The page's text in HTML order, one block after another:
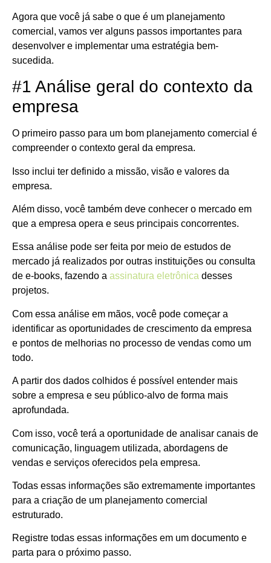
Agora que você já sabe o que é um planejamento
comercial, vamos ver alguns passos importantes para
desenvolver e implementar uma estratégia bem-
sucedida.
#1 Análise geral do contexto da
empresa
O primeiro passo para um bom planejamento comercial é
compreender o contexto geral da empresa.
Isso inclui ter definido a missão, visão e valores da
empresa.
Além disso, você também deve conhecer o mercado em
que a empresa opera e seus principais concorrentes.
Essa análise pode ser feita por meio de estudos de
mercado já realizados por outras instituições ou consulta
de e-books, fazendo a assinatura eletrônica desses
projetos.
Com essa análise em mãos, você pode começar a
identificar as oportunidades de crescimento da empresa
e pontos de melhorias no processo de vendas como um
todo.
A partir dos dados colhidos é possível entender mais
sobre a empresa e seu público-alvo de forma mais
aprofundada.
Com isso, você terá a oportunidade de analisar canais de
comunicação, linguagem utilizada, abordagens de
vendas e serviços oferecidos pela empresa.
Todas essas informações são extremamente importantes
para a criação de um planejamento comercial
estruturado.
Registre todas essas informações em um documento e
parta para o próximo passo.